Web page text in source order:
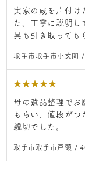
実家の蔵を片付け
た。丁寧に説明し
具も引き取っても
取手市取手市小文間
★★★★★
母の遺品整理でお
もらい、値段がつ
親切でした。
取手市取手市戸頭 /